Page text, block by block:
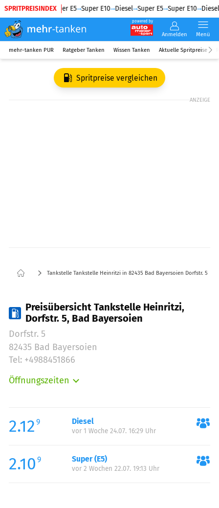
SPRITPREISINDEX
Diesel Super E5 Super E10 Diesel Super E5 Super E10 Diesel
powered by
Anmelden Menü
mehr-tanken PUR Ratgeber Tanken Wissen Tanken Aktuelle Spritpreise
Spritpreise vergleichen
ANZEIGE
Tankstelle Tankstelle Heinritzi in 82435 Bad Bayersoien Dorfstr. 5
Preisübersicht Tankstelle Heinritzi,
Dorfstr. 5, Bad Bayersoien
Dorfstr. 5
82435 Bad Bayersoien
Tel: +4988451866
Öffnungszeiten
Mittwoch:
00:00-24:00
Donnerstag:
Samstag:
00:00-24:00
Sonntag:
2.12 9 Diesel
vor 1 Woche 24.07. 16:29 Uhr
2.10 9 Super (E5)
vor 2 Wochen 22.07. 19:13 Uhr